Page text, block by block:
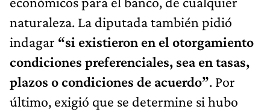
naturaleza. La diputada también pidió
indagar “si existieron en el otorgamiento
condiciones preferenciales, sea en tasas,
plazos o condiciones de acuerdo”. Por
último, exigió que se determine si hubo